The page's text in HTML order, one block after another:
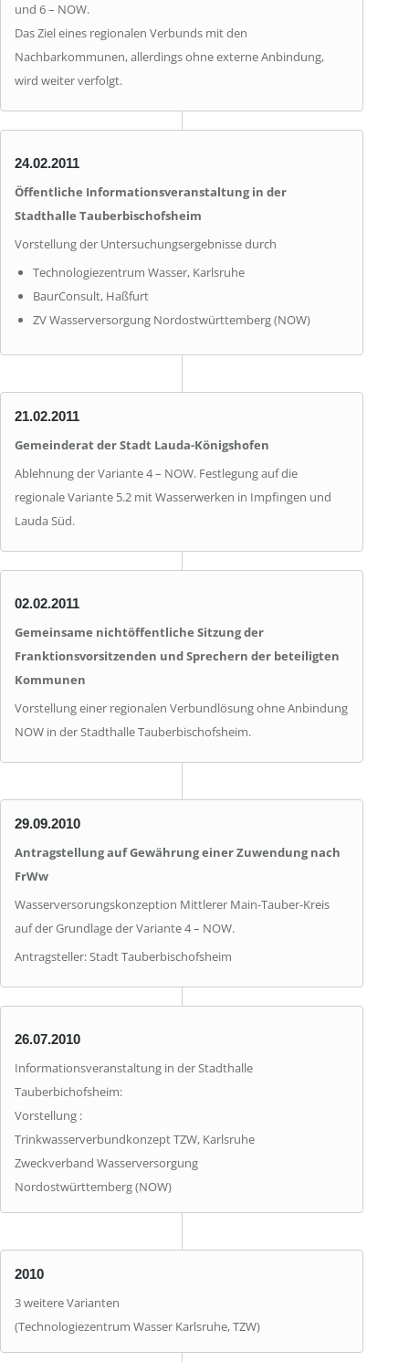
und 6 – NOW.
Das Ziel eines regionalen Verbunds mit den
Nachbarkommunen, allerdings ohne externe Anbindung,
wird weiter verfolgt.
24.02.2011
Öffentliche Informationsveranstaltung in der
Stadthalle Tauberbischofsheim
Vorstellung der Untersuchungsergebnisse durch
Technologiezentrum Wasser, Karlsruhe
BaurConsult, Haßfurt
ZV Wasserversorgung Nordostwürttemberg (NOW)
21.02.2011
Gemeinderat der Stadt Lauda-Königshofen
Ablehnung der Variante 4 – NOW. Festlegung auf die
regionale Variante 5.2 mit Wasserwerken in Impfingen und
Lauda Süd.
02.02.2011
Gemeinsame nichtöffentliche Sitzung der
Franktionsvorsitzenden und Sprechern der beteiligten
Kommunen
Vorstellung einer regionalen Verbundlösung ohne Anbindung
NOW in der Stadthalle Tauberbischofsheim.
29.09.2010
Antragstellung auf Gewährung einer Zuwendung nach
FrWw
Wasserversorungskonzeption Mittlerer Main-Tauber-Kreis
auf der Grundlage der Variante 4 – NOW.
Antragsteller: Stadt Tauberbischofsheim
26.07.2010
Informationsveranstaltung in der Stadthalle
Tauberbichofsheim:
Vorstellung :
Trinkwasserverbundkonzept TZW, Karlsruhe
Zweckverband Wasserversorgung
Nordostwürttemberg (NOW)
2010
3 weitere Varianten
(Technologiezentrum Wasser Karlsruhe, TZW)